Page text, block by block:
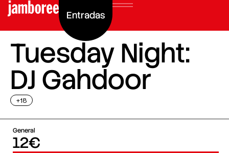
Entradas
Tuesday Night:
DJ Gahdoor
+18
General
12€